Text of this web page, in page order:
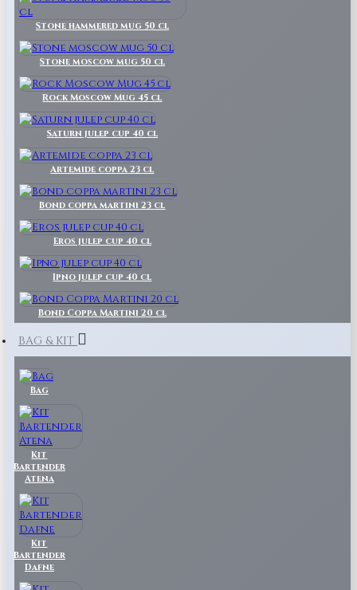
Stone hammered mug 50 cl
Stone moscow mug 50 cl
Rock Moscow Mug 45 cl
Saturn julep cup 40 cl
Artemide coppa 23 cl
Bond coppa martini 23 cl
Eros julep cup 40 cl
Ipno julep cup 40 cl
Bond Coppa Martini 20 cl
BAG & KIT
Bag
Kit
Bartender
Atena
Kit
Bartender
Dafne